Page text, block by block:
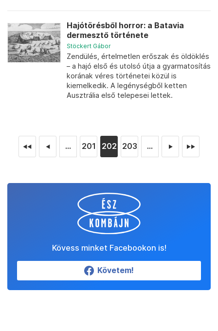
Hajótörésből horror: a Batavia
dermesztő története
Stöckert Gábor
Zendülés, értelmetlen erőszak és öldöklés
– a hajó első és utolsó útja a gyarmatosítás
korának véres történetei közül is
kiemelkedik. A legénységből ketten
Ausztrália első telepesei lettek.
◄◄ ◄ ... 201 202 203 ... ► ►►
Kövess minket Facebookon is!
Követem!